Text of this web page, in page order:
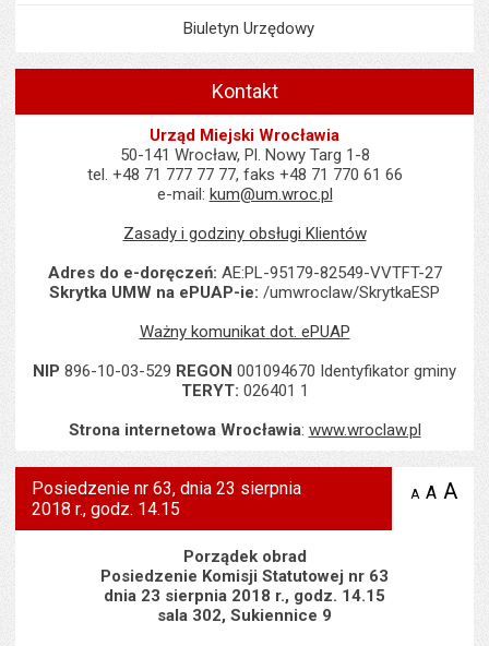
Biuletyn Urzędowy
Kontakt
Urząd Miejski Wrocławia
50-141 Wrocław, Pl. Nowy Targ 1-8
tel. +48 71 777 77 77, faks +48 71 770 61 66
e-mail: kum@um.wroc.pl
Zasady i godziny obsługi Klientów
Adres do e-doręczeń: AE:PL-95179-82549-VVTFT-27
Skrytka UMW na ePUAP-ie: /umwroclaw/SkrytkaESP
Ważny komunikat dot. ePUAP
NIP 896-10-03-529 REGON 001094670 Identyfikator gminy
TERYT: 026401 1
Strona internetowa Wrocławia: www.wroclaw.pl
Posiedzenie nr 63, dnia 23 sierpnia
2018 r., godz. 14.15
A zmniejsz
A A
Porządek obrad
Posiedzenie Komisji Statutowej nr 63
dnia 23 sierpnia 2018 r., godz. 14.15
sala 302, Sukiennice 9